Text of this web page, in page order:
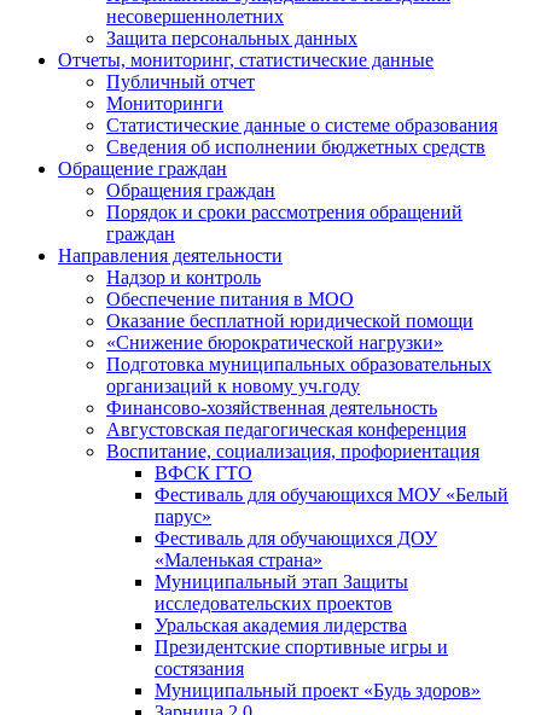
несовершеннолетних
Защита персональных данных
Отчеты, мониторинг, статистические данные
Публичный отчет
Мониторинги
Статистические данные о системе образования
Сведения об исполнении бюджетных средств
Обращение граждан
Обращения граждан
Порядок и сроки рассмотрения обращений
граждан
Направления деятельности
Надзор и контроль
Обеспечение питания в МОО
Оказание бесплатной юридической помощи
«Снижение бюрократической нагрузки»
Подготовка муниципальных образовательных
организаций к новому уч.году
Финансово-хозяйственная деятельность
Августовская педагогическая конференция
Воспитание, социализация, профориентация
ВФСК ГТО
Фестиваль для обучающихся МОУ «Белый
парус»
Фестиваль для обучающихся ДОУ
«Маленькая страна»
Муниципальный этап Защиты
исследовательских проектов
Уральская академия лидерства
Президентские спортивные игры и
состязания
Муниципальный проект «Будь здоров»